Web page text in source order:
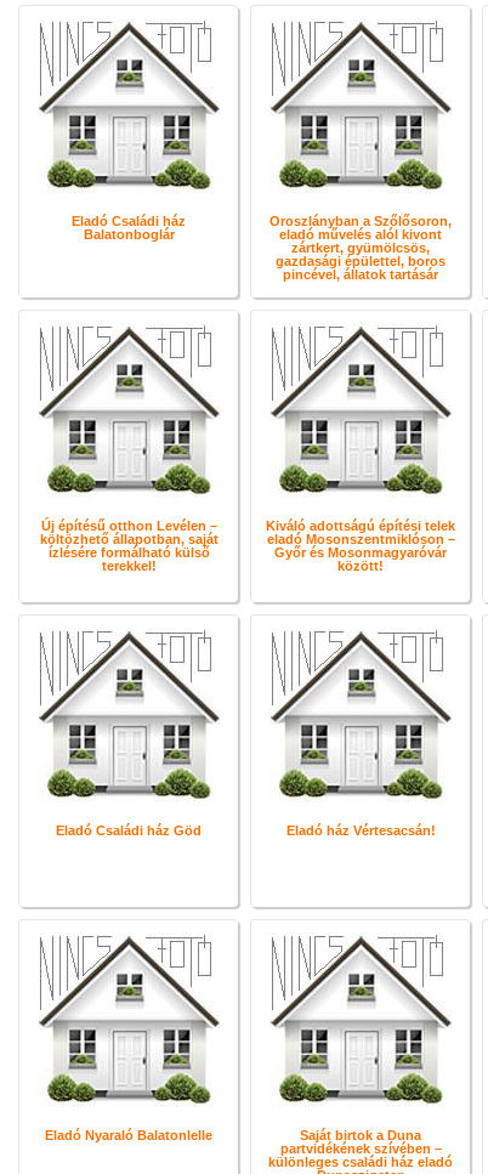
Eladó Családi ház
Balatonboglár
Oroszlányban a Szőlősoron,
eladó művelés alól kivont
zártkert, gyümölcsös,
gazdasági épülettel, boros
pincével, állatok tartásár
Új építésű otthon Levélen –
költözhető állapotban, saját
ízlésére formálható külső
terekkel!
Kiváló adottságú építési telek
eladó Mosonszentmiklóson –
Győr és Mosonmagyaróvár
között!
Eladó Családi ház Göd Eladó ház Vértesacsán!
Eladó Nyaraló Balatonlelle
Saját birtok a Duna
partvidékének szívében –
különleges családi ház eladó